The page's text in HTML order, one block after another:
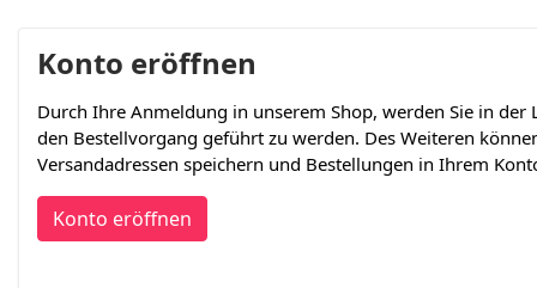
Konto eröffnen
Durch Ihre Anmeldung in unserem Shop, werden Sie in der
den Bestellvorgang geführt zu werden. Des Weiteren
Versandadressen speichern und Bestellungen in Ihrem
Konto eröffnen